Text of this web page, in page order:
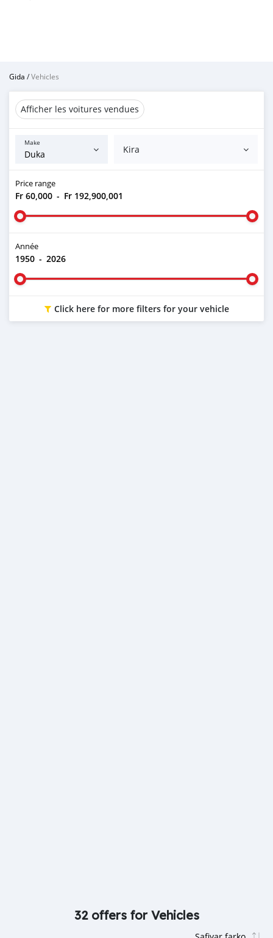
Gida /Vehicles
Afficher les voitures vendues
Make
Kira
Price range
Fr 60,000 - Fr 192,900,001
Année
1950 - 2026
Click here for more filters for your vehicle
32 offers for Vehicles